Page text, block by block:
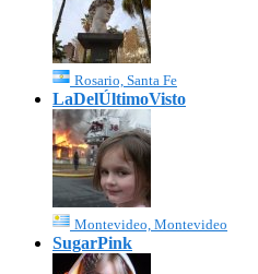
Rosario, Santa Fe
LaDelÚltimoVisto
Montevideo, Montevideo
SugarPink